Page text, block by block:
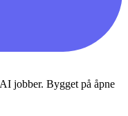
jobber. Bygget på åpne